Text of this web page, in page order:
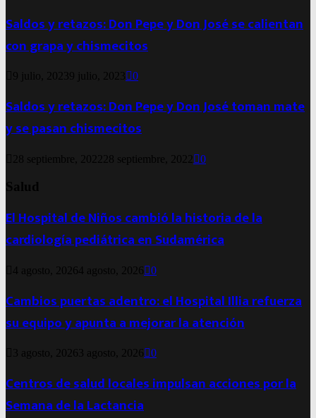
Saldos y retazos: Don Pepe y Don José se calientan
con grapa y chismecitos
9 julio, 20239 julio, 2023 0
Saldos y retazos: Don Pepe y Don José toman mate
y se pasan chismecitos
28 septiembre, 2022 28 septiembre, 2022 0
Salud
El Hospital de Niños cambió la historia de la
cardiología pediátrica en Sudamérica
4 agosto, 20264 agosto, 2026 0
Cambios puertas adentro: el Hospital Illia refuerza
su equipo y apunta a mejorar la atención
3 agosto, 2026 3 agosto, 2026 0
Centros de salud locales impulsan acciones por la
Semana de la Lactancia